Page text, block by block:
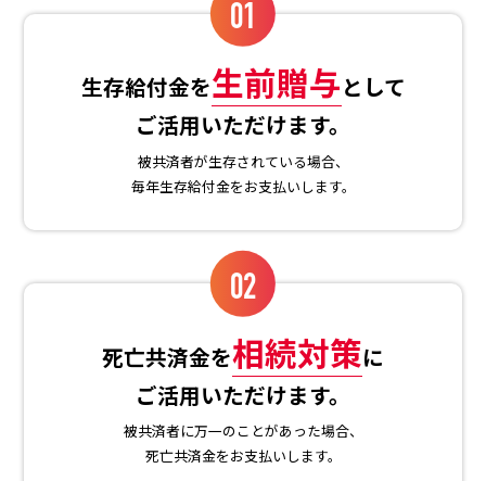
01
生存給付金を生前贈与として
ご活用いただけます。
被共済者が生存されている場合、
毎年生存給付金をお支払いします。
02
死亡共済金を相続対策に
ご活用いただけます。
被共済者に万一のことがあった場合、
死亡共済金をお支払いします。